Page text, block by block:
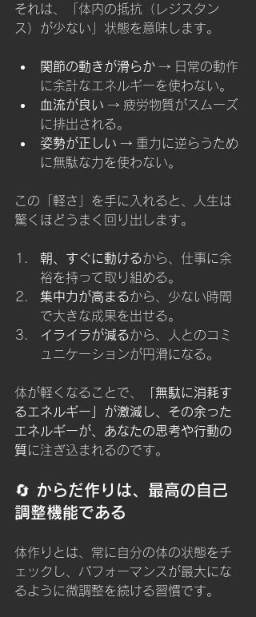
それは、「体内の抵抗（レジスタン
ス）が少ない」状態を意味します。
関節の動きが滑らか → 日常の動作
に余計なエネルギーを使わない。
血流が良い → 疲労物質がスムーズ
に排出される。
姿勢が正しい → 重力に逆らうため
に無駄な力を使わない。
この「軽さ」を手に入れると、人生は
驚くほどうまく回り出します。
朝、すぐに動けるから、仕事に余
裕を持って取り組める。
集中力が高まるから、少ない時間
で大きな成果を出せる。
イライラが減るから、人とのコミ
ュニケーションが円滑になる。
体が軽くなることで、
「無駄に消耗す
るエネルギー」が激減し、その余った
エネルギーが、あなたの思考や行動の
質に注ぎ込まれるのです。
🔄 からだ作りは、最高の自己
調整機能である
体作りとは、常に自分の体の状態をチ
ェックし、パフォーマンスが最大にな
るように微調整を続ける習慣です。